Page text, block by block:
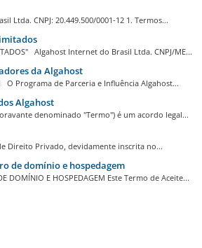
Ltda. CNPJ: 20.449.500/0001-12 1. Termos...
Algahost Internet do Brasil Ltda. CNPJ/ME...
da Algahost
Programa de Parceria e Influência Algahost...
Algahost
denominado "Termo") é um acordo legal...
Direito Privado, devidamente inscrita no...
de domínio e hospedagem
DOMÍNIO E HOSPEDAGEM Este Termo de Aceite...